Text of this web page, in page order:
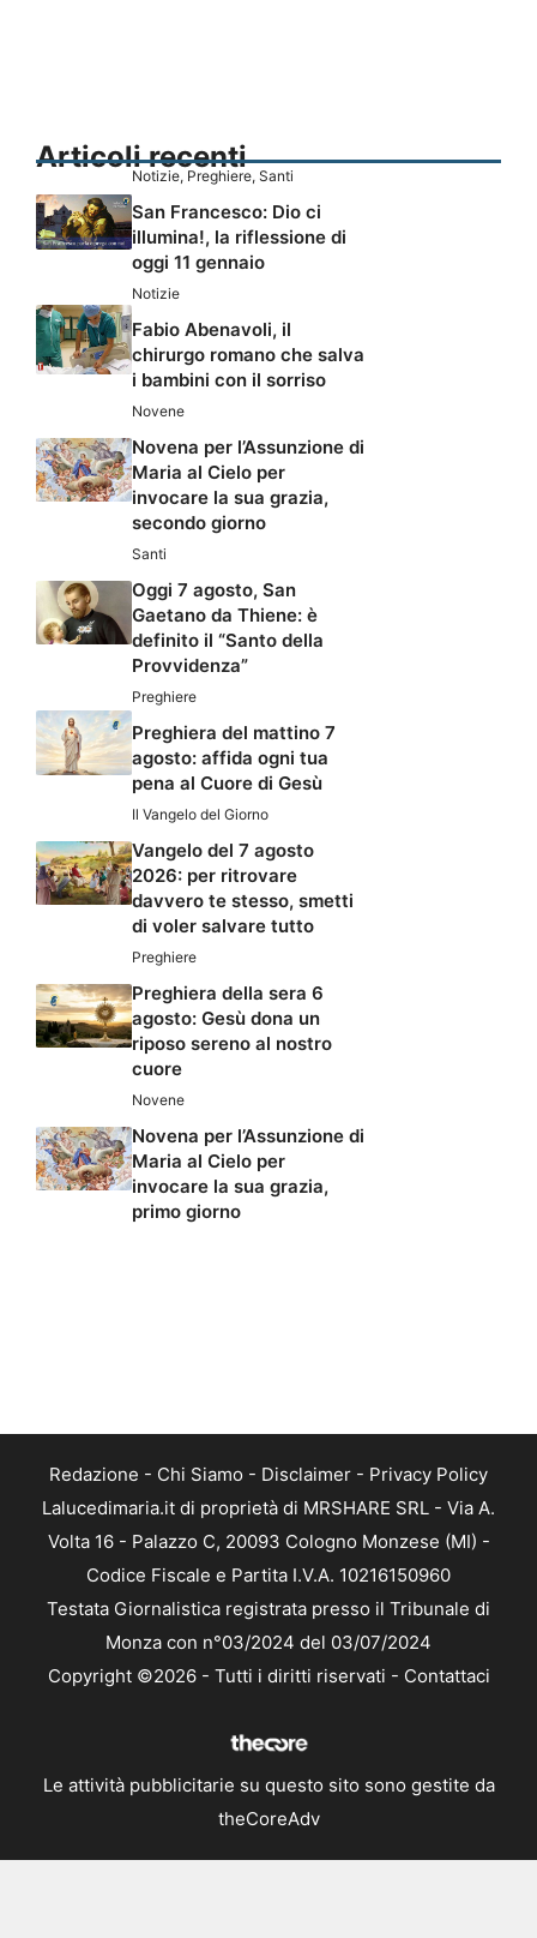
Articoli recenti
Notizie, Preghiere, Santi
San Francesco: Dio ci
illumina!, la riflessione di
oggi 11 gennaio
Notizie
Fabio Abenavoli, il
chirurgo romano che salva
i bambini con il sorriso
Novene
Novena per l’Assunzione di
Maria al Cielo per
invocare la sua grazia,
secondo giorno
Santi
Oggi 7 agosto, San
Gaetano da Thiene: è
definito il “Santo della
Provvidenza”
Preghiere
Preghiera del mattino 7
agosto: affida ogni tua
pena al Cuore di Gesù
Il Vangelo del Giorno
Vangelo del 7 agosto
2026: per ritrovare
davvero te stesso, smetti
di voler salvare tutto
Preghiere
Preghiera della sera 6
agosto: Gesù dona un
riposo sereno al nostro
cuore
Novene
Novena per l’Assunzione di
Maria al Cielo per
invocare la sua grazia,
primo giorno
Redazione - Chi Siamo - Disclaimer - Privacy Policy
Lalucedimaria.it di proprietà di MRSHARE SRL - Via A.
Volta 16 - Palazzo C, 20093 Cologno Monzese (MI) -
Codice Fiscale e Partita I.V.A. 10216150960
Testata Giornalistica registrata presso il Tribunale di
Monza con n°03/2024 del 03/07/2024
Copyright ©2026 - Tutti i diritti riservati - Contattaci
Le attività pubblicitarie su questo sito sono gestite da
theCoreAdv